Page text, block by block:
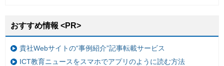
おすすめ情報 <PR>
貴社Webサイトの“事例紹介”記事転載サービス
ICT教育ニュースをスマホでアプリのように読む方法